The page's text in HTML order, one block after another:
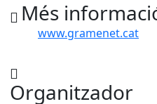
Més
www.gramenet.cat
Organitzador